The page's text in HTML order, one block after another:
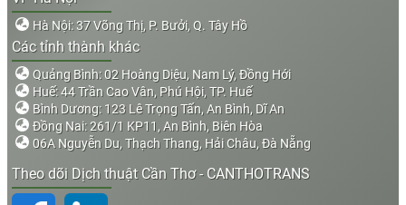
Hà Nội: 37 Võng Thị, P. Bưởi, Q. Tây Hồ
Các tỉnh thành khác
Quảng Bình: 02 Hoàng Diệu, Nam Lý, Đồng Hới
Huế: 44 Trần Cao Vân, Phú Hội, TP. Huế
Bình Dương: 123 Lê Trọng Tấn, An Bình, Dĩ An
Đồng Nai: 261/1 KP11, An Bình, Biên Hòa
06A Nguyễn Du, Thạch Thang, Hải Châu, Đà Nẵng
Theo dõi Dịch thuật Cần Thơ - CANTHOTRANS